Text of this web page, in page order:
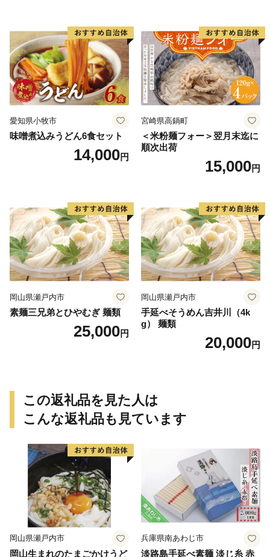
愛知県小牧市
味噌煮込みうどん6食セット
14,000円
宮崎県高鍋町
＜米粉麺フォー＞翌月末迄に
順次出荷
15,000円
岡山県瀬戸内市
素麺三兄弟とひやむぎ 麺類
25,000円
岡山県瀬戸内市
手延べそうめん吉井川（4k
g） 麺類
20,000円
この返礼品を見た人は
こんな返礼品も見ています
岡山県瀬戸内市
岡山生まれのたまごかけうど
兵庫県南あわじ市
淡路島手延べ素麺 淡じ糸 赤